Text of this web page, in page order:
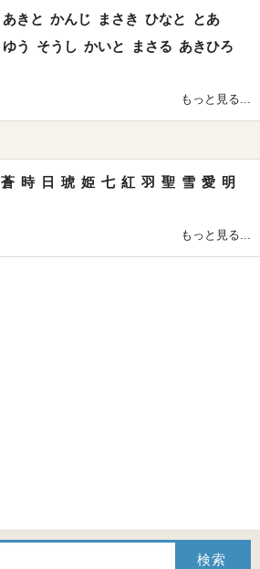
あきと かんじ まさき ひなと
とあ
ゆう そうし かいと まさる あきひろ
もっと見る...
蒼 時 日 琥 姫 七 紅 羽 聖 雪 愛 明
もっと見る...